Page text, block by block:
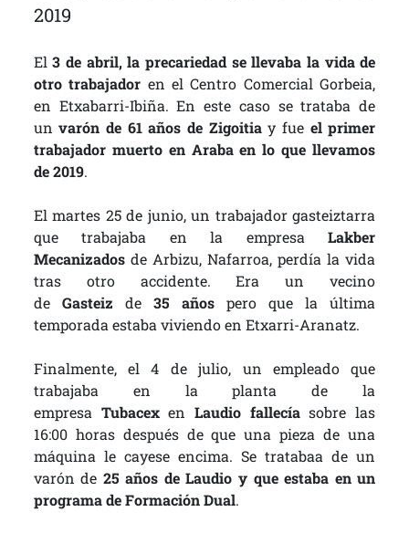
2019
El3 de abril, la precariedad se llevaba la vida de
otro trabajador en el Centro Comercial Gorbeia,
en Etxabarri-Ibiña. En este caso se trataba de
unvarón de 61 años de Zigoitiay fue el primer
trabajador muerto en Araba en lo que llevamos
de 2019.
El martes 25 de junio, un trabajador gasteiztarra
que trabajaba en la empresaLakber
Mecanizadosde Arbizu, Nafarroa, perdía la vida
tras otro accidente. Era un vecino
de Gasteiz de 35 años pero que la última
temporada estaba viviendo en Etxarri-Aranatz.
Finalmente, el 4 de julio, un empleado que
trabajaba en la planta de la
empresa Tubacexen Laudio fallecíasobre las
16:00 horas después de que una pieza de una
máquina le cayese encima. Se tratabaa de un
varón de 25 años de Laudio y que estaba en un
programa de Formación Dual.